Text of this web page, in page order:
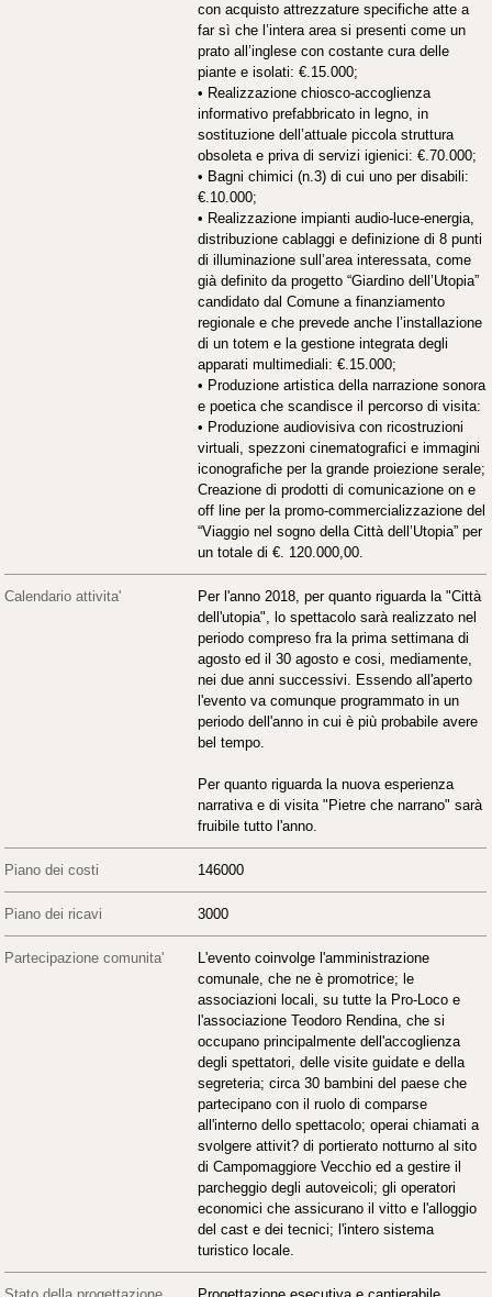
con acquisto attrezzature specifiche atte a
far sì che l’intera area si presenti come un
prato all’inglese con costante cura delle
piante e isolati: €.15.000;
• Realizzazione chiosco-accoglienza
informativo prefabbricato in legno, in
sostituzione dell’attuale piccola struttura
obsoleta e priva di servizi igienici: €.70.000;
• Bagni chimici (n.3) di cui uno per disabili:
€.10.000;
• Realizzazione impianti audio-luce-energia,
distribuzione cablaggi e definizione di 8 punti
di illuminazione sull’area interessata, come
già definito da progetto “Giardino dell’Utopia”
candidato dal Comune a finanziamento
regionale e che prevede anche l’installazione
di un totem e la gestione integrata degli
apparati multimediali: €.15.000;
• Produzione artistica della narrazione sonora
e poetica che scandisce il percorso di visita:
• Produzione audiovisiva con ricostruzioni
virtuali, spezzoni cinematografici e immagini
iconografiche per la grande proiezione serale;
Creazione di prodotti di comunicazione on e
off line per la promo-commercializzazione del
“Viaggio nel sogno della Città dell’Utopia” per
un totale di €. 120.000,00.
Calendario attivita'
Per l'anno 2018, per quanto riguarda la "Città
dell'utopia", lo spettacolo sarà realizzato nel
periodo compreso fra la prima settimana di
agosto ed il 30 agosto e cosi, mediamente,
nei due anni successivi. Essendo all'aperto
l'evento va comunque programmato in un
periodo dell'anno in cui è più probabile avere
bel tempo.
Per quanto riguarda la nuova esperienza
narrativa e di visita "Pietre che narrano" sarà
fruibile tutto l'anno.
Piano dei costi 146000
Piano dei ricavi 3000
Partecipazione comunita'
L'evento coinvolge l'amministrazione
comunale, che ne è promotrice; le
associazioni locali, su tutte la Pro-Loco e
l'associazione Teodoro Rendina, che si
occupano principalmente dell'accoglienza
degli spettatori, delle visite guidate e della
segreteria; circa 30 bambini del paese che
partecipano con il ruolo di comparse
all'interno dello spettacolo; operai chiamati a
svolgere attivit? di portierato notturno al sito
di Campomaggiore Vecchio ed a gestire il
parcheggio degli autoveicoli; gli operatori
economici che assicurano il vitto e l'alloggio
del cast e dei tecnici; l'intero sistema
turistico locale.